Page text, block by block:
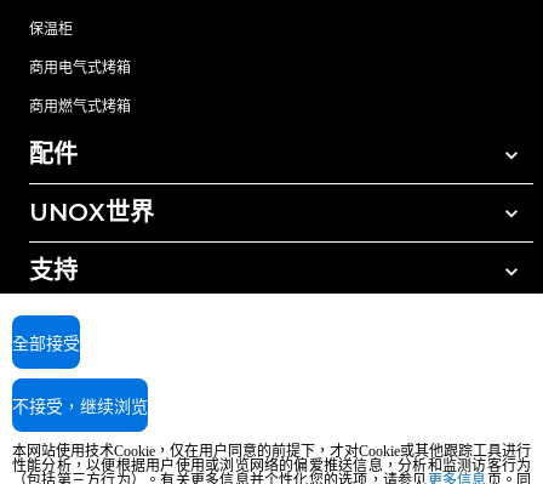
保温柜
商用电气式烤箱
商用燃气式烤箱
配件
所有配件
手动清洗清洁剂
树脂过滤水处理
反渗透水处理
UNOX世界
我们在全球的办事处
支持
UNOX质保
查找经销商
查找服务中心
版权所有2026 UNOX SpA保留所有权利。Reg.Imp.Padova n°04230750285 -
REA Padova 372835 - Cap.Soc.5.000.000€iv - 增值税/税号04230750285 - IT
AI Content Disclaimer
本网站使用技术Cookie，仅在用户同意的前提下，才对Cookie或其他跟踪工具进行
性能分析，以便根据用户使用或浏览网络的偏爱推送信息，分析和监测访客行为
（包括第三方行为）。有关更多信息并个性化您的选项，请参见更多信息 页。同
全部接受
不接受，继续浏览